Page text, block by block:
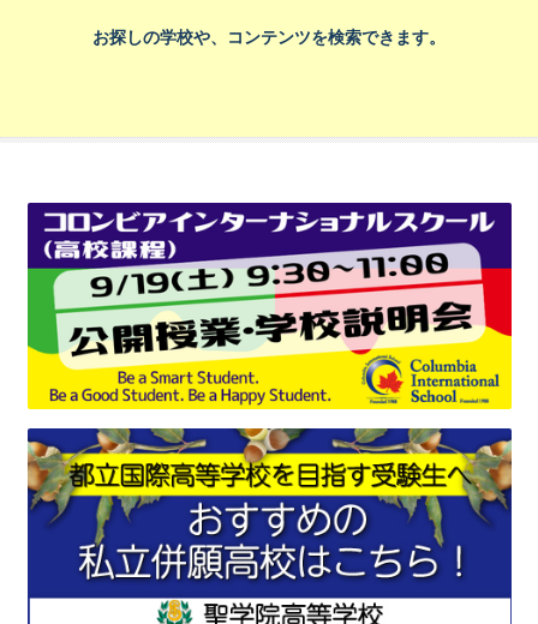
お探しの学校や、コンテンツを検索できます。